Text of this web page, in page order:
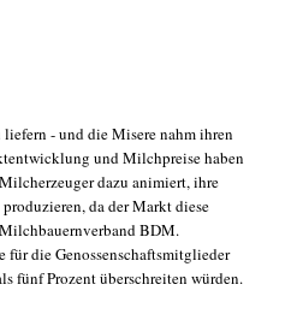
- und die Misere nahm ihren
und Milchpreise haben
dazu animiert, ihre
da der Markt diese
BDM.
für die Genossenschaftsmitglieder
fünf Prozent überschreiten würden.